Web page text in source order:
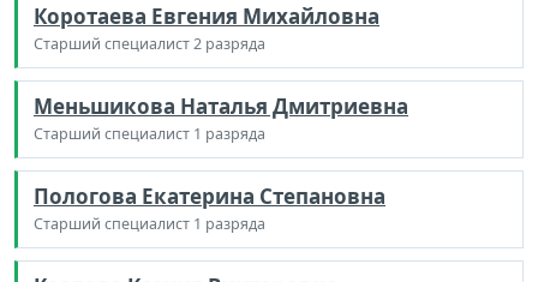
Коротаева Евгения Михайловна
Старший специалист 2 разряда
Меньшикова Наталья Дмитриевна
Старший специалист 1 разряда
Пологова Екатерина Степановна
Старший специалист 1 разряда